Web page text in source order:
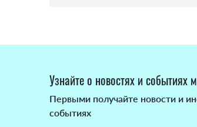
Узнайте о новостях и событиях
Первыми получайте новости и
событиях